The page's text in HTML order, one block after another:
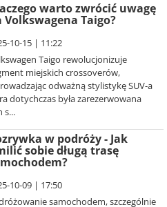
warto zwrócić uwagę
Volkswagena Taigo?
10-15 | 11:22
Taigo rewolucjonizuje
miejskich crossoverów,
odważną stylistykę SUV-a
dotychczas była zarezerwowana
s...
w podróży - Jak
sobie długą trasę
10-09 | 17:50
samochodem, szczególnie